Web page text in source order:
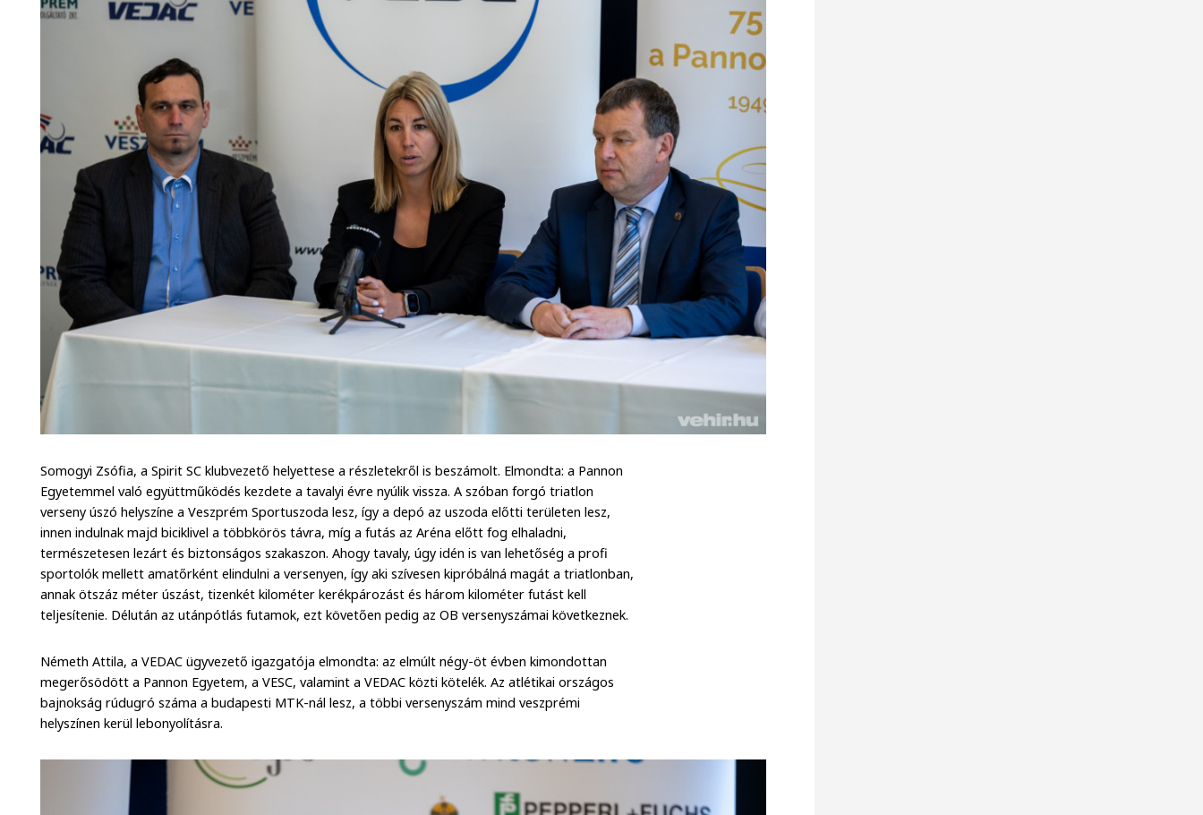
Somogyi Zsófia, a Spirit SC klubvezető helyettese a részletekről is beszámolt. Elmondta: a Pannon
Egyetemmel való együttműködés kezdete a tavalyi évre nyúlik vissza. A szóban forgó triatlon
verseny úszó helyszíne a Veszprém Sportuszoda lesz, így a depó az uszoda előtti területen lesz,
innen indulnak majd biciklivel a többkörös távra, míg a futás az Aréna előtt fog elhaladni,
természetesen lezárt és biztonságos szakaszon. Ahogy tavaly, úgy idén is van lehetőség a profi
sportolók mellett amatőrként elindulni a versenyen, így aki szívesen kipróbálná magát a triatlonban,
annak ötszáz méter úszást, tizenkét kilométer kerékpározást és három kilométer futást kell
teljesítenie. Délután az utánpótlás futamok, ezt követően pedig az OB versenyszámai következnek.
Németh Attila, a VEDAC ügyvezető igazgatója elmondta: az elmúlt négy-öt évben kimondottan
megerősödött a Pannon Egyetem, a VESC, valamint a VEDAC közti kötelék. Az atlétikai országos
bajnokság rúdugró száma a budapesti MTK-nál lesz, a többi versenyszám mind veszprémi
helyszínen kerül lebonyolításra.